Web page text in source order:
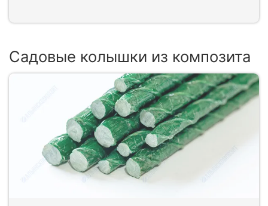
Садовые колышки из композита